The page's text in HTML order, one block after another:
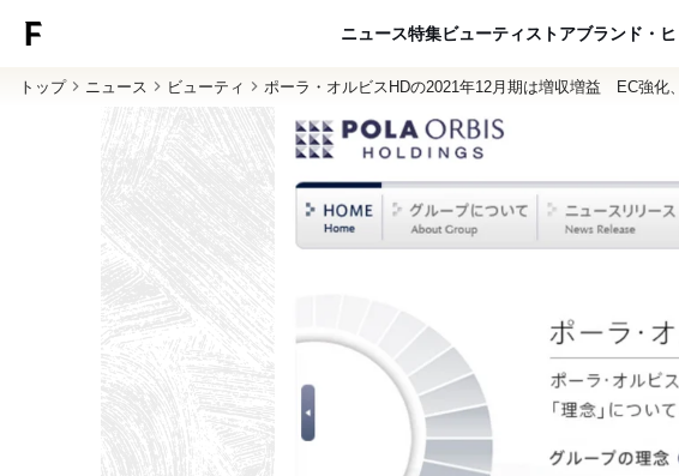
ニュース特集ビューティ ストアブランド・ヒ
トップ ニュース ビューティ ポーラ・オルビスHDの2021年12月期は増収増益 EC強化